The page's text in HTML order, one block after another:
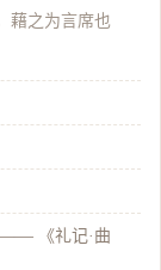
藉之为言席也
《礼记·曲